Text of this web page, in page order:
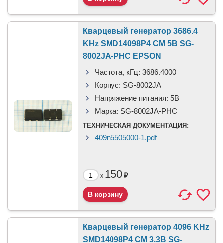
Кварцевый генератор 3686.4
KHz SMD14098P4 CM 5В SG-
8002JA-PHC EPSON
Частота, кГц: 3686.4000
Корпус: SG-8002JA
Напряжение питания: 5В
Марка: SG-8002JA-PHC
ТЕХНИЧЕСКАЯ ДОКУМЕНТАЦИЯ:
409n5505000-1.pdf
x 150₽
Кварцевый генератор 4096 KHz
SMD14098P4 CM 3.3В SG-